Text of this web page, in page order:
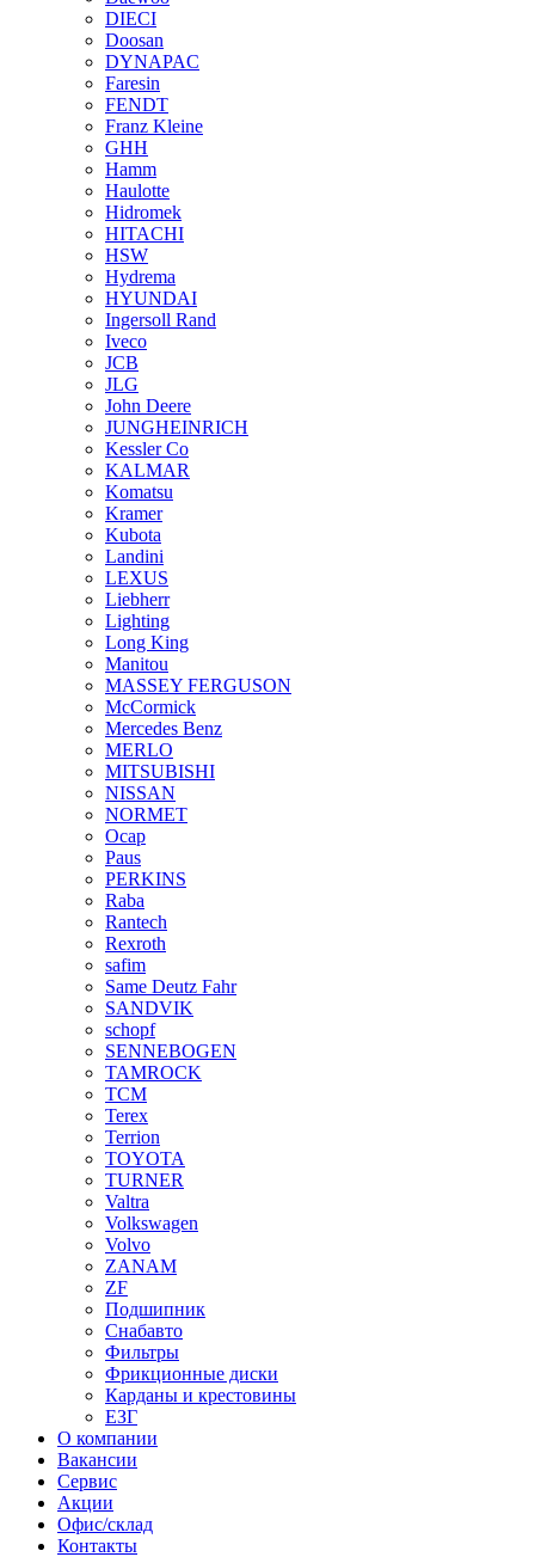
DIECI
Doosan
DYNAPAC
Faresin
FENDT
Franz Kleine
GHH
Hamm
Haulotte
Hidromek
HITACHI
HSW
Hydrema
HYUNDAI
Ingersoll Rand
Iveco
JCB
JLG
John Deere
JUNGHEINRICH
Kessler Co
KALMAR
Komatsu
Kramer
Kubota
Landini
LEXUS
Liebherr
Lighting
Long King
Manitou
MASSEY FERGUSON
McCormick
Mercedes Benz
MERLO
MITSUBISHI
NISSAN
NORMET
Ocap
Paus
PERKINS
Raba
Rantech
Rexroth
safim
Same Deutz Fahr
SANDVIK
schopf
SENNEBOGEN
TAMROCK
TCM
Terex
Terrion
TOYOTA
TURNER
Valtra
Volkswagen
Volvo
ZANAM
ZF
Подшипник
Снабавто
Фильтры
Фрикционные диски
Карданы и крестовины
ЕЗГ
О компании
Вакансии
Сервис
Акции
Офис/склад
Контакты